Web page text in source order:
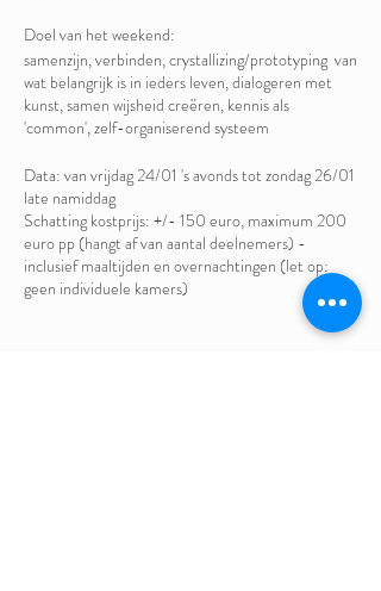
Doel van het weekend:
samenzijn, verbinden, crystallizing/prototyping van
wat belangrijk is in ieders leven, dialogeren met
kunst, samen wijsheid creëren, kennis als
'common', zelf-organiserend systeem
Data: van vrijdag 24/01 's avonds tot zondag 26/01
late namiddag
Schatting kostprijs: +/- 150 euro, maximum 200
euro pp (hangt af van aantal deelnemers) -
inclusief maaltijden en overnachtingen (let op:
geen individuele kamers)